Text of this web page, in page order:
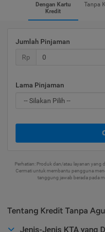
Dengan Kartu
Kredit
Tanpa
Jumlah Pinjaman
Rp
Lama Pinjaman
Perhatian: Produk dan/atau layanan
Cermati untuk membantu pengguna
tanggung jawab berada pada
Tentang Kredit Tanpa
Jenis-Jenis KTA yang